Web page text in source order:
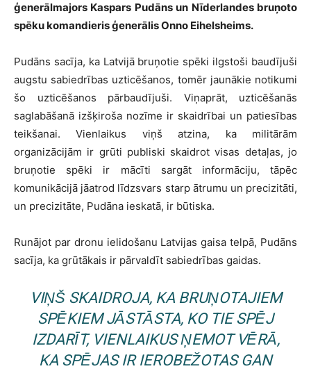
ģenerālmajors Kaspars Pudāns un Nīderlandes bruņoto
spēku komandieris ģenerālis Onno Eihelsheims.
Pudāns sacīja, ka Latvijā bruņotie spēki ilgstoši baudījuši
augstu sabiedrības uzticēšanos, tomēr jaunākie notikumi
šo uzticēšanos pārbaudījuši. Viņaprāt, uzticēšanās
saglabāšanā izšķiroša nozīme ir skaidrībai un patiesības
teikšanai. Vienlaikus viņš atzina, ka militārām
organizācijām ir grūti publiski skaidrot visas detaļas, jo
bruņotie spēki ir mācīti sargāt informāciju, tāpēc
komunikācijā jāatrod līdzsvars starp ātrumu un precizitāti,
un precizitāte, Pudāna ieskatā, ir būtiska.
Runājot par dronu ielidošanu Latvijas gaisa telpā, Pudāns
sacīja, ka grūtākais ir pārvaldīt sabiedrības gaidas.
VIŅŠ SKAIDROJA, KA BRUŅOTAJIEM
SPĒKIEM JĀSTĀSTA, KO TIE SPĒJ
IZDARĪT, VIENLAIKUS ŅEMOT VĒRĀ,
KA SPĒJAS IR IEROBEŽOTAS GAN